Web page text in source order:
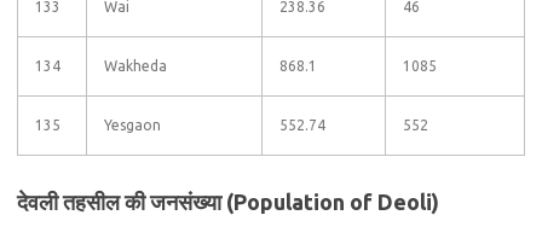
133 Wai 238.36 46
134 Wakheda 868.1 1085
135 Yesgaon 552.74 552
देवली तहसील की जनसंख्या (Population of Deoli)